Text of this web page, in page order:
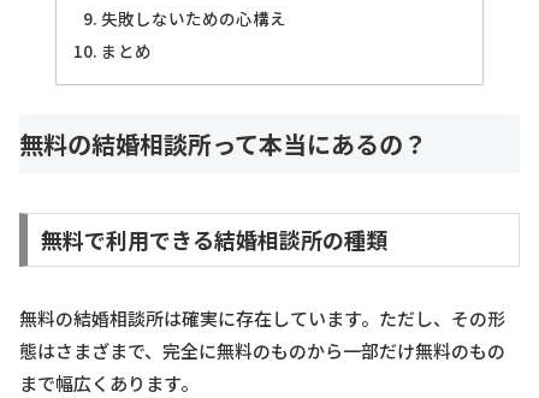
失敗しないための心構え
まとめ
無料の結婚相談所って本当にあるの？
無料で利用できる結婚相談所の種類
無料の結婚相談所は確実に存在しています。ただし、その形
態はさまざまで、完全に無料のものから一部だけ無料のもの
まで幅広くあります。